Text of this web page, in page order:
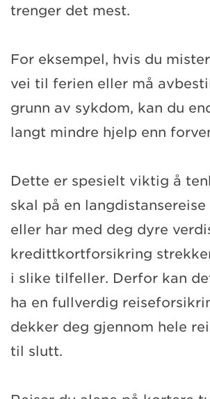
trenger det mest.
For eksempel, hvis du
vei til ferien eller må
grunn av sykdom, kan du
langt mindre hjelp enn
Dette er spesielt viktig å
skal på en
eller har med deg dyre
kredittkortforsikring
i slike tilfeller. Derfor kan
ha en fullverdig
dekker deg gjennom hele
til slutt.